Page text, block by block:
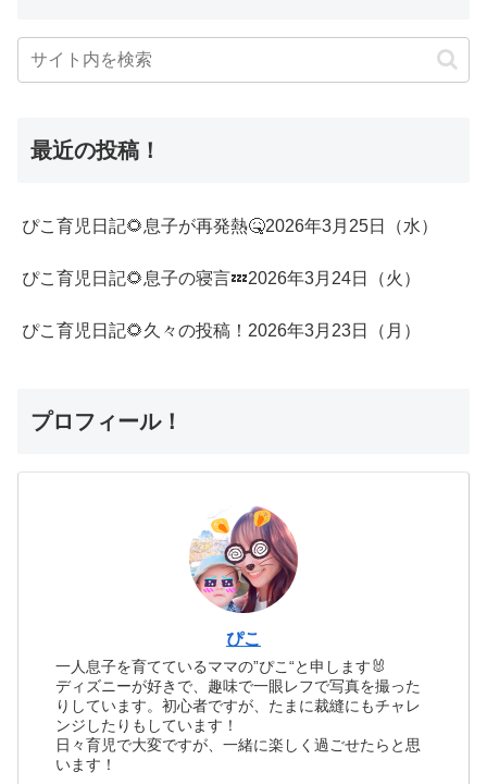
最近の投稿！
ぴこ育児日記🌻息子が再発熱🤒2026年3月25日（水）
ぴこ育児日記🌻息子の寝言💤2026年3月24日（火）
ぴこ育児日記🌻久々の投稿！2026年3月23日（月）
プロフィール！
ぴこ
一人息子を育てているママの”ぴこ“と申します🐰
ディズニーが好きで、趣味で一眼レフで写真を撮った
りしています。初心者ですが、たまに裁縫にもチャレ
ンジしたりもしています！
日々育児で大変ですが、一緒に楽しく過ごせたらと思
います！